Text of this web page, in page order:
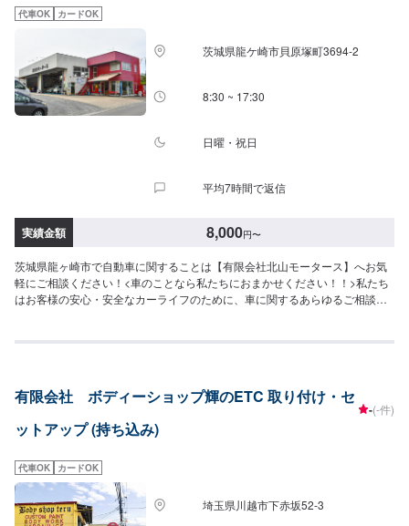
のニーズや条件に確実に応えることにこだわります。【1】オファーにてお問
い合わせ【2】お見積り【3】お見積りにご納得いただければ作業開始【4】
仕上がり次第納車-----納期について-----納期は通常1日～2日程度で納車となり
ます。(要相談)納期は前後する場合がございます。予めご了承ください。-----
ご来店時の注意、受付方法-----入庫の際はお気をつけてお越しください。駐車
スペースは事務所前の空いているスペースに駐車してください。受付はスタ
ッフへ「メンテモで予約しました」とお伝えください。ご案内いたします。
代車OK カードOK
茨城県龍ケ崎市貝原塚町3694-2
8:30 ~ 17:30
日曜・祝日
平均7時間で返信
実績金額 8,000円〜
茨城県龍ヶ崎市で自動車に関することは【有限会社北山モータース】へお気
軽にご相談ください！<車のことなら私たちにおまかせください！！>私たち
はお客様の安心・安全なカーライフのために、車に関するあらゆるご相談に
ンス、修理、保険相談まであらゆるご要望にお応えします。これからも信頼
ご納得いただければ作業開始【4】仕上がり次第納車-----納期について-----納
期は通常1日～2日程度で納車となります。(要相談)納期は前後する場合がご
ざいます。予めご了承ください。-----ご来店時の注意、受付方法-----入庫の際
ースに駐車してください。受付はスタッフへ「メンテモで予約しました」と
お伝えください。ご案内いたします。【定休日・営業時間】定休日：日曜
日、祝日、第二土曜日営業時間：8:30~17:30
有限会社 ボディーショップ輝のETC 取り付け・セ
ットアップ (持ち込み)
-(-件)
代車OK カードOK
埼玉県川越市下赤坂52‐3